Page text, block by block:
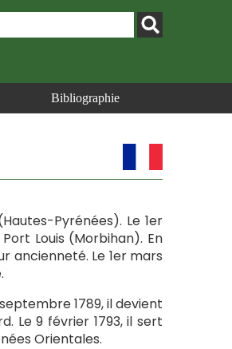
Bibliographie
Pyrénées). Le 1er
Louis (Morbihan). En
ancienneté. Le 1er mars
1789, il devient
Le 9 février 1793, il sert
Orientales.